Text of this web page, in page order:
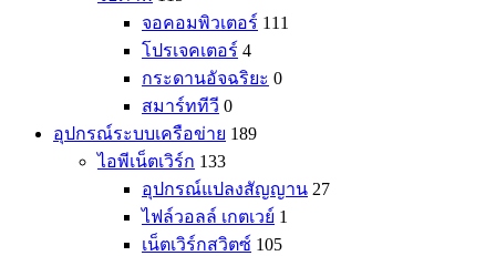
จอคอมพิวเตอร์ 111
โปรเจคเตอร์ 4
กระดานอัจฉริยะ 0
สมาร์ททีวี 0
อุปกรณ์ระบบเครือข่าย 189
ไอพีเน็ตเวิร์ก 133
อุปกรณ์แปลงสัญญาน 27
ไฟล์วอลล์ เกตเวย์ 1
เน็ตเวิร์กสวิตซ์ 105